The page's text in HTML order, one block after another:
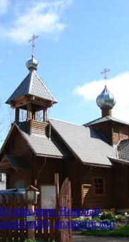
Николай
архиепископ